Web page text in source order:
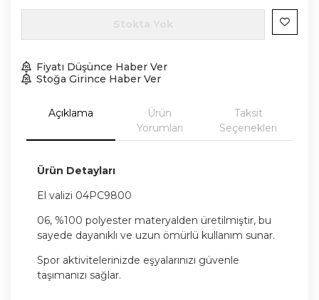
Fiyatı Düşünce Haber Ver
Stoğa Girince Haber Ver
Açıklama
Ürün
Yorumları
Taksit
Seçenekleri
Ürün Detayları
El valizi 04PC9800
06, %100 polyester materyalden üretilmiştir, bu
sayede dayanıklı ve uzun ömürlü kullanım sunar.
Spor aktivitelerinizde eşyalarınızı güvenle
taşımanızı sağlar.